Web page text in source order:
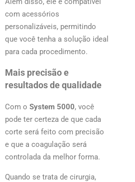
com acessórios
personalizáveis, permitindo
que você tenha a solução ideal
para cada procedimento.
Mais precisão e
resultados de qualidade
Com o System 5000, você
pode ter certeza de que cada
corte será feito com precisão
e que a coagulação será
controlada da melhor forma.
Quando se trata de cirurgia,